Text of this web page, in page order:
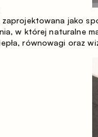
zaprojektowana jako
w której naturalne
równowagi oraz